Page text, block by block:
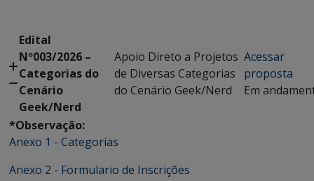
Edital
Nº003/2026 –
Categorias do
Cenário
Geek/Nerd
Apoio Direto a Projetos
de Diversas Categorias
do Cenário Geek/Nerd
Acessar
proposta
Em
*Observação:
Anexo 1 - Categorias
Anexo 2 - Formulario de Inscrições